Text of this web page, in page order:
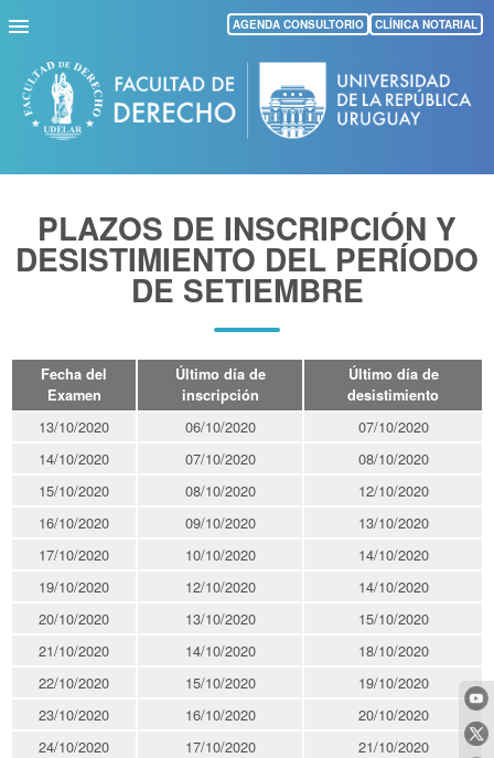
Pasar
al
contenido
principal
AGENDA CONSULTORIO CLÍNICA NOTARIAL
PLAZOS DE INSCRIPCIÓN Y
DESISTIMIENTO DEL PERÍODO
DE SETIEMBRE
Fecha del
Examen
Último día de
inscripción
Último día de
desistimiento
13/10/2020 06/10/2020
07/10/2020
14/10/2020
07/10/2020
08/10/2020
15/10/2020
08/10/2020
12/10/2020
16/10/2020
09/10/2020
13/10/2020
17/10/2020
10/10/2020
14/10/2020
19/10/2020
12/10/2020
14/10/2020
20/10/2020
13/10/2020
15/10/2020
21/10/2020
14/10/2020
18/10/2020
22/10/2020
15/10/2020
19/10/2020
23/10/2020
16/10/2020
20/10/2020
24/10/2020
17/10/2020
21/10/2020